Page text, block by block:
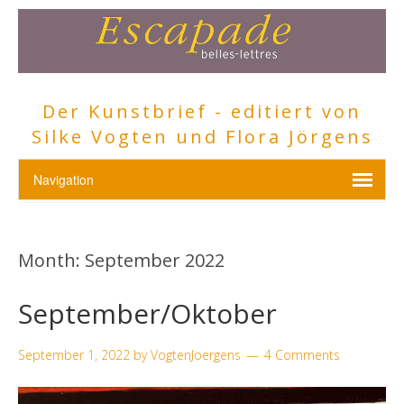
Der Kunstbrief - editiert von
Silke Vogten und Flora Jörgens
Month: September 2022
September/Oktober
September 1, 2022 byVogtenJoergens 4 Comments